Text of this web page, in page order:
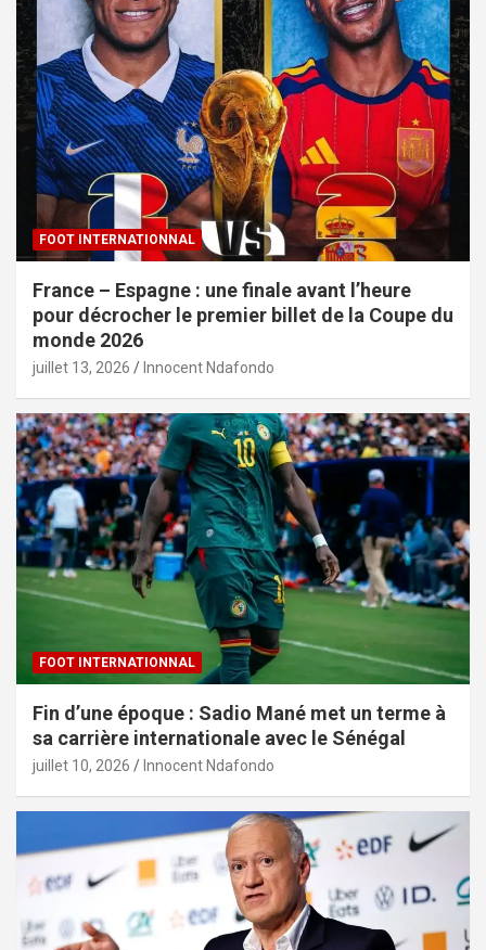
FOOT INTERNATIONNAL
France – Espagne : une finale avant l’heure
pour décrocher le premier billet de la Coupe du
monde 2026
juillet 13, 2026 Innocent Ndafondo
FOOT INTERNATIONNAL
Fin d’une époque : Sadio Mané met un terme à
sa carrière internationale avec le Sénégal
juillet 10, 2026 Innocent Ndafondo